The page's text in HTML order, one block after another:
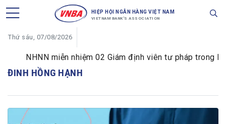
HIỆP HỘI NGÂN HÀNG VIỆT NAM
VIETNAM BANK'S ASSOCIATION
Thứ sáu, 07/08/2026
NHNN miễn nhiệm 02 Giám định viên tư pháp trong
ĐINH HỒNG HẠNH